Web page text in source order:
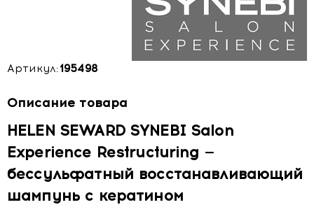
Артикул:195498
Описание товара
HELEN SEWARD SYNEBI Salon
Experience Restructuring —
бессульфатный восстанавливающий
шампунь с кератином